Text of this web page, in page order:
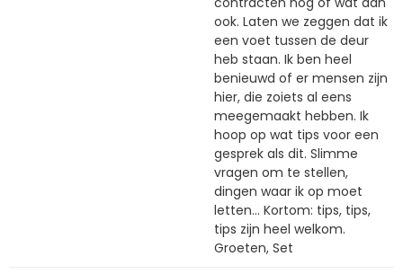
ook. Laten we zeggen dat ik
een voet tussen de deur
heb staan. Ik ben heel
benieuwd of er mensen zijn
hier, die zoiets al eens
meegemaakt hebben. Ik
hoop op wat tips voor een
gesprek als dit. Slimme
vragen om te stellen,
dingen waar ik op moet
letten... Kortom: tips, tips,
tips zijn heel welkom.
Groeten, Set